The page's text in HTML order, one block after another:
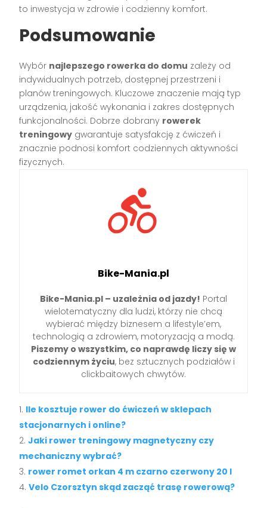
to inwestycja w zdrowie i codzienny komfort.
Podsumowanie
Wybór najlepszego rowerka do domu zależy od
indywidualnych potrzeb, dostępnej przestrzeni i
planów treningowych. Kluczowe znaczenie mają typ
urządzenia, jakość wykonania i zakres dostępnych
funkcjonalności. Dobrze dobrany rowerek
treningowy gwarantuje satysfakcję z ćwiczeń i
znacznie podnosi komfort codziennych aktywności
fizycznych.
Bike-Mania.pl
Bike-Mania.pl – uzależnia od jazdy! Portal
wielotematyczny dla ludzi, którzy nie chcą
wybierać między biznesem a lifestyle’em,
technologią a zdrowiem, motoryzacją a modą.
Piszemy o wszystkim, co naprawdę liczy się w
codziennym życiu, bez sztucznych podziałów i
clickbaitowych chwytów.
Ile kosztuje rower do ćwiczeń w sklepach
stacjonarnych i online?
Jaki rower treningowy magnetyczny czy
mechaniczny wybrać?
rower romet orkan 4 m czarno czerwony 20 l
Velo Czorsztyn skąd zacząć trasę rowerową?